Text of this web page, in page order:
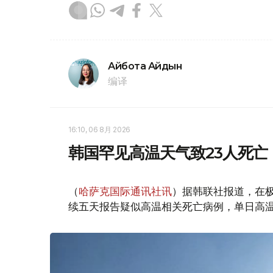
Айбота Айдын
编译
16:10, 06 8月 2026
韩国罕见高温天气致23人死亡
（哈萨克国际通讯社讯）据韩联社报道，在
续五天报告疑似高温相关死亡病例，单日高